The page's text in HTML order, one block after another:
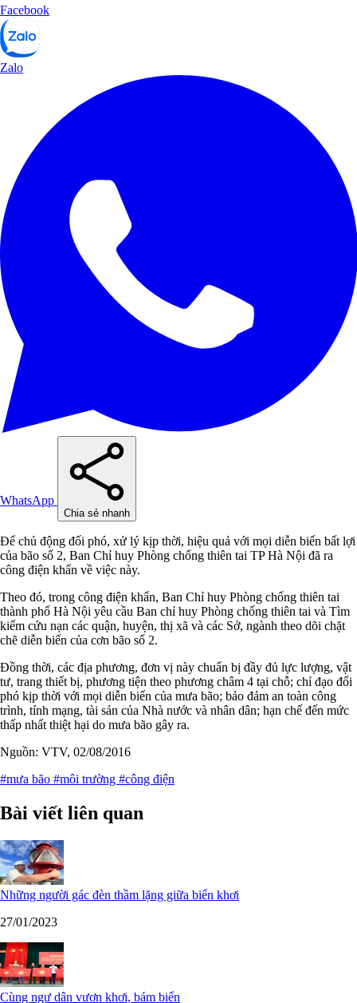
Facebook
Zalo
WhatsApp
Chia sẻ nhanh
Để chủ động đối phó, xử lý kịp thời, hiệu quả với mọi diễn biến bất lợi
của bão số 2, Ban Chỉ huy Phòng chống thiên tai TP Hà Nội đã ra
công điện khẩn về việc này.
Theo đó, trong công điện khẩn, Ban Chỉ huy Phòng chống thiên tai
thành phố Hà Nội yêu cầu Ban chỉ huy Phòng chống thiên tai và Tìm
kiếm cứu nạn các quận, huyện, thị xã và các Sở, ngành theo dõi chặt
chẽ diễn biến của cơn bão số 2.
Đồng thời, các địa phương, đơn vị này chuẩn bị đầy đủ lực lượng, vật
tư, trang thiết bị, phương tiện theo phương châm 4 tại chỗ; chỉ đạo đối
phó kịp thời với mọi diễn biến của mưa bão; bảo đảm an toàn công
trình, tính mạng, tài sản của Nhà nước và nhân dân; hạn chế đến mức
thấp nhất thiệt hại do mưa bão gây ra.
Nguồn: VTV, 02/08/2016
#mưa bão #môi trường #công điện
Bài viết liên quan
Những người gác đèn thầm lặng giữa biển khơi
27/01/2023
Cùng ngư dân vươn khơi, bám biển